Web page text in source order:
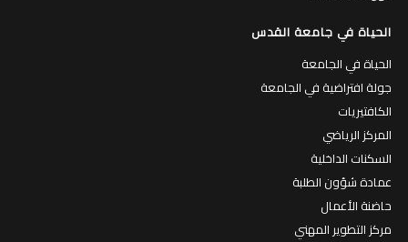
الحياة في جامعة القدس
الحياة في الجامعة
جولة افتراضية في الجامعة
الكافتيريات
المركز الرياضي
السكنات الداخلية
عمادة شؤون الطلبة
حاضنة الأعمال
مركز التطوير المهني